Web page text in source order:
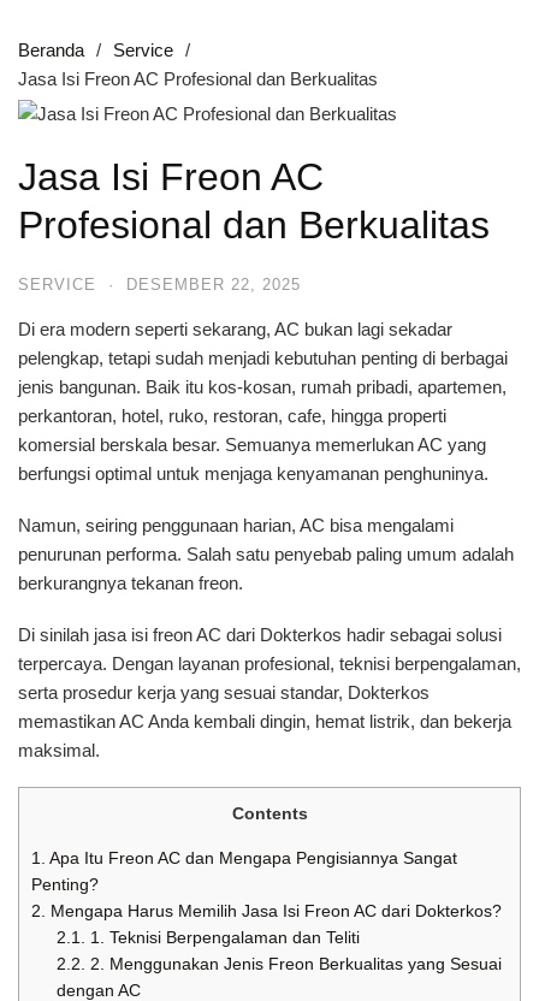
Beranda
Service
Jasa Isi Freon AC Profesional dan Berkualitas
Jasa Isi Freon AC
Profesional dan Berkualitas
SERVICE · DESEMBER 22, 2025
Di era modern seperti sekarang, AC bukan lagi sekadar
pelengkap, tetapi sudah menjadi kebutuhan penting di berbagai
jenis bangunan. Baik itu kos-kosan, rumah pribadi, apartemen,
perkantoran, hotel, ruko, restoran, cafe, hingga properti
komersial berskala besar. Semuanya memerlukan AC yang
berfungsi optimal untuk menjaga kenyamanan penghuninya.
Namun, seiring penggunaan harian, AC bisa mengalami
penurunan performa. Salah satu penyebab paling umum adalah
berkurangnya tekanan freon.
Di sinilah jasa isi freon AC dari Dokterkos hadir sebagai solusi
terpercaya. Dengan layanan profesional, teknisi berpengalaman,
serta prosedur kerja yang sesuai standar, Dokterkos
memastikan AC Anda kembali dingin, hemat listrik, dan bekerja
maksimal.
Contents
1.
Apa Itu Freon AC dan Mengapa Pengisiannya Sangat
Penting?
2.
Mengapa Harus Memilih Jasa Isi Freon AC dari Dokterkos?
2.1.
1. Teknisi Berpengalaman dan Teliti
2.2.
2. Menggunakan Jenis Freon Berkualitas yang Sesuai
dengan AC